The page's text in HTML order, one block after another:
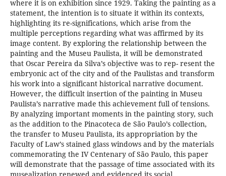
where it is on exhibition since 1929. Taking the painting as a
statement, the intention is to situate it within its contexts,
highlighting its re-significations, which arise from the
multiple perceptions regarding what was affirmed by its
image content. By exploring the relationship between the
painting and the Museu Paulista, it will be demonstrated
that Oscar Pereira da Silva’s objective was to rep- resent the
embryonic act of the city and of the Paulistas and transform
his work into a significant historical narrative document.
However, the difficult insertion of the painting in Museu
Paulista’s narrative made this achievement full of tensions.
By analyzing important moments in the painting story, such
as the addition to the Pinacoteca de São Paulo’s collection,
the transfer to Museu Paulista, its appropriation by the
Faculty of Law’s stained glass windows and by the materials
commemorating the IV Centenary of São Paulo, this paper
will demonstrate that the passage of time associated with its